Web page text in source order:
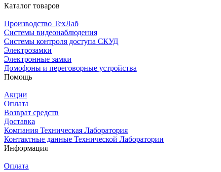
Каталог товаров
Производство ТехЛаб
Системы видеонаблюдения
Системы контроля доступа СКУД
Электрозамки
Электронные замки
Домофоны и переговорные устройства
Помощь
Акции
Оплата
Возврат средств
Доставка
Компания Техническая Лаборатория
Контактные данные Технической Лаборатории
Информация
Оплата